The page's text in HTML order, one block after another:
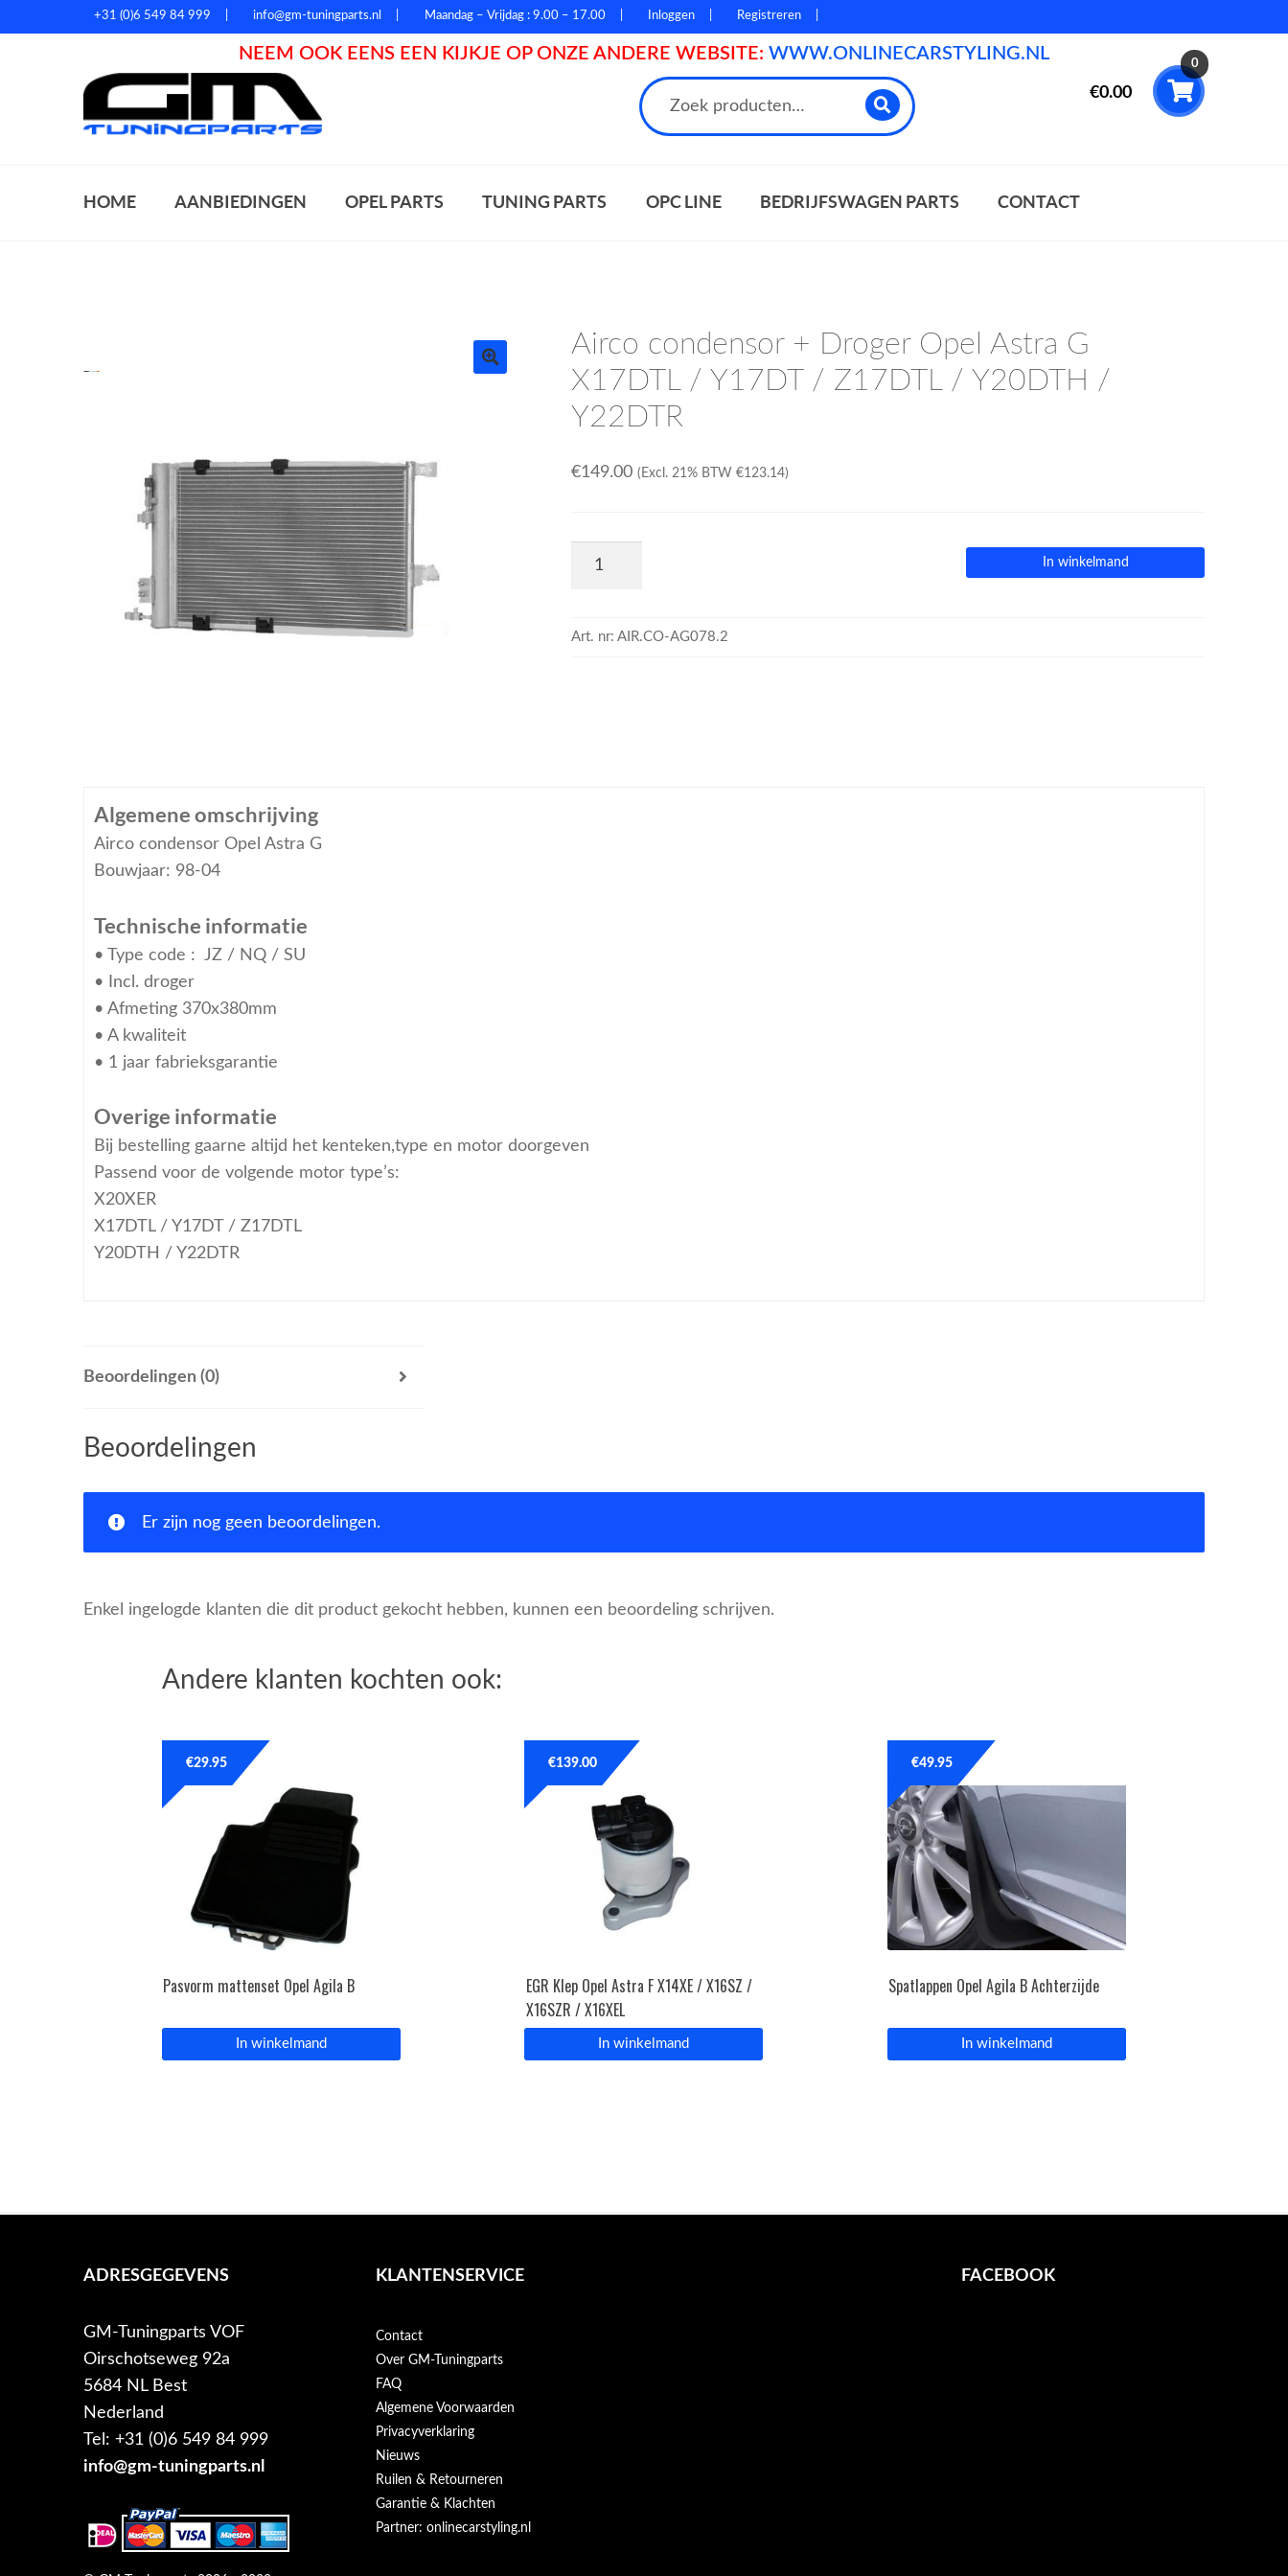
+31 (0)6 549 84 999 info@gm-tuningparts.nl Maandag – Vrijdag : 9.00 – 17.00 Inloggen Registreren
NEEM OOK EENS EEN KIJKJE OP ONZE ANDERE WEBSITE: WWW.ONLINECARSTYLING.NL
€0.00
0
HOME AANBIEDINGEN OPEL PARTS TUNING PARTS OPC LINE BEDRIJFSWAGEN PARTS CONTACT
Airco condensor + Droger Opel Astra G
X17DTL / Y17DT / Z17DTL / Y20DTH /
Y22DTR
€149.00 (Excl. 21% BTW €123.14)
In winkelmand
Art. nr: AIR.CO-AG078.2
Algemene omschrijving
Airco condensor Opel Astra G
Bouwjaar: 98-04
Technische informatie
• Type code : JZ / NQ / SU
• Incl. droger
• Afmeting 370x380mm
• A kwaliteit
• 1 jaar fabrieksgarantie
Overige informatie
Bij bestelling gaarne altijd het kenteken,type en motor doorgeven
Passend voor de volgende motor type’s:
X20XER
X17DTL / Y17DT / Z17DTL
Y20DTH / Y22DTR
Beoordelingen (0)
Beoordelingen
Er zijn nog geen beoordelingen.
Enkel ingelogde klanten die dit product gekocht hebben, kunnen een beoordeling schrijven.
Andere klanten kochten ook:
Pasvorm mattenset Opel Agila B
€29.95
In winkelmand
EGR Klep Opel Astra F X14XE / X16SZ /
X16SZR / X16XEL
€139.00
In winkelmand
Spatlappen Opel Agila B Achterzijde
€49.95
In winkelmand
ADRESGEGEVENS
GM-Tuningparts VOF
Oirschotseweg 92a
5684 NL Best
Nederland
Tel: +31 (0)6 549 84 999
info@gm-tuningparts.nl
KLANTENSERVICE
Contact
Over GM-Tuningparts
FAQ
Algemene Voorwaarden
Privacyverklaring
Nieuws
Ruilen & Retourneren
Garantie & Klachten
Partner: onlinecarstyling.nl
FACEBOOK